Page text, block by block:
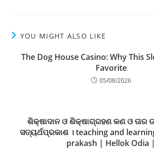
YOU MIGHT ALSO LIKE
The Dog House Casino: Why This
Favorite
05/08/2026
ଶିକ୍ଷାଦାନ ଓ ଶିକ୍ଷାଗ୍ରହଣ କଣ ଓ ତାର
ସତ୍ୟର୍ଥପ୍ରକାଶ । teaching and
prakash | Hellok Odia |